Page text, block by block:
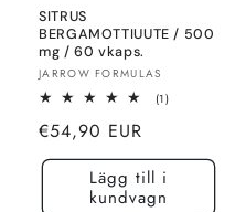
SITRUS
BERGAMOTTIUUTE / 500
mg / 60 vkaps.
Säljare:
JARROW FORMULAS
(1)1
Normalt
pris
€54,90 EUR
Lägg till i
kundvagn